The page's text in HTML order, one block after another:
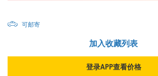
可邮寄
加入收藏列表
登录APP查看价格